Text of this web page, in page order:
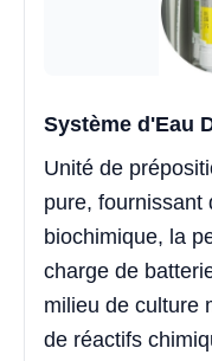
Système d'Eau
Unité de
pure, fournissant
biochimique, la
charge de
milieu de culture
de réactifs